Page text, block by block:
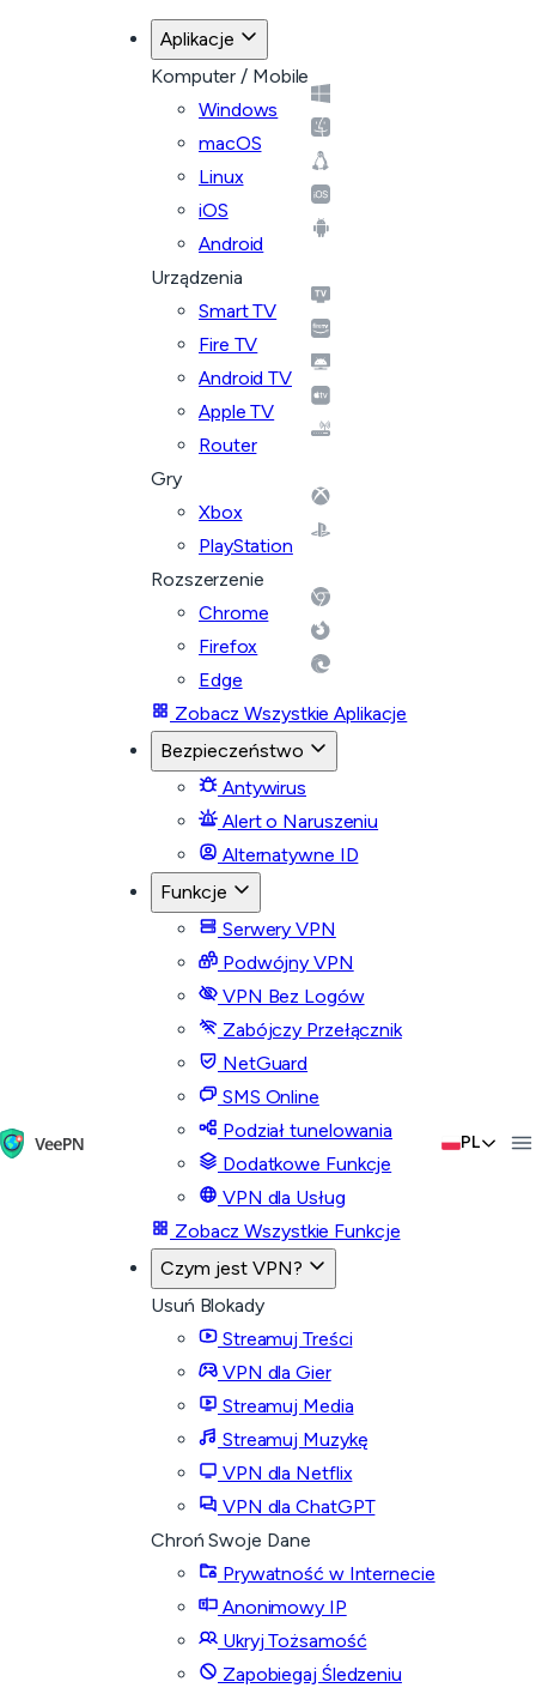
Aplikacje
Komputer / Mobile
Windows
macOS
Linux
iOS
Android
Urządzenia
Smart TV
Fire TV
Android TV
Apple TV
Router
Gry
Xbox
PlayStation
Rozszerzenie
Chrome
Firefox
Edge
Zobacz Wszystkie Aplikacje
Bezpieczeństwo
Antywirus
Alert o Naruszeniu
Alternatywne ID
Funkcje
Serwery VPN
Podwójny VPN
VPN Bez Logów
Zabójczy Przełącznik
NetGuard
SMS Online
Podział tunelowania
Dodatkowe Funkcje
VPN dla Usług
Zobacz Wszystkie Funkcje
Czym jest VPN?
Usuń Blokady
Streamuj Treści
VPN dla Gier
Streamuj Media
Streamuj Muzykę
VPN dla Netflix
VPN dla ChatGPT
Chroń Swoje Dane
Prywatność w Internecie
Anonimowy IP
Ukryj Tożsamość
Zapobiegaj Śledzeniu
PL